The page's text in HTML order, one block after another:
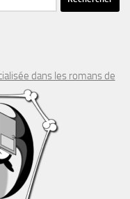
dans les romans de